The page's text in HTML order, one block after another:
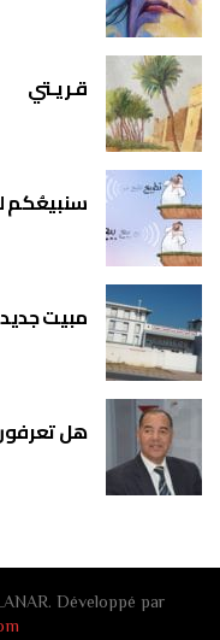
قـريـتي
سنبيعُكم
مبيت جديد
هل
Développé par